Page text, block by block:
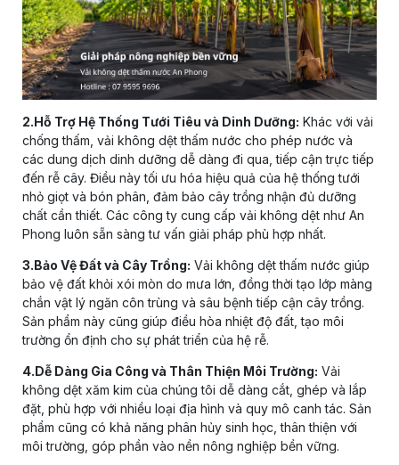
2.Hỗ Trợ Hệ Thống Tưới Tiêu và Dinh Dưỡng: Khác với vải
chống thấm, vải không dệt thấm nước cho phép nước và
các dung dịch dinh dưỡng dễ dàng đi qua, tiếp cận trực tiếp
đến rễ cây. Điều này tối ưu hóa hiệu quả của hệ thống tưới
nhỏ giọt và bón phân, đảm bảo cây trồng nhận đủ dưỡng
chất cần thiết. Các công ty cung cấp vải không dệt như An
Phong luôn sẵn sàng tư vấn giải pháp phù hợp nhất.
3.Bảo Vệ Đất và Cây Trồng: Vải không dệt thấm nước giúp
bảo vệ đất khỏi xói mòn do mưa lớn, đồng thời tạo lớp màng
chắn vật lý ngăn côn trùng và sâu bệnh tiếp cận cây trồng.
Sản phẩm này cũng giúp điều hòa nhiệt độ đất, tạo môi
trường ổn định cho sự phát triển của hệ rễ.
4.Dễ Dàng Gia Công và Thân Thiện Môi Trường: Vải
không dệt xăm kim của chúng tôi dễ dàng cắt, ghép và lắp
đặt, phù hợp với nhiều loại địa hình và quy mô canh tác. Sản
phẩm cũng có khả năng phân hủy sinh học, thân thiện với
môi trường, góp phần vào nền nông nghiệp bền vững.